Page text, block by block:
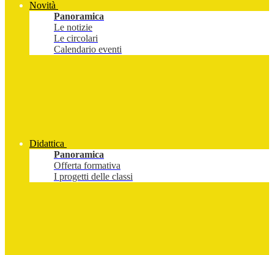
Novità
Panoramica
Le notizie
Le circolari
Calendario eventi
Didattica
Panoramica
Offerta formativa
I progetti delle classi